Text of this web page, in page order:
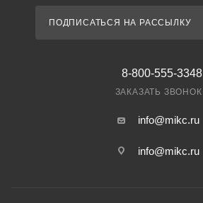
ПОДПИСАТЬСЯ НА РАССЫЛКУ
8-800-555-3348
ЗАКАЗАТЬ ЗВОНОК
info@mikc.ru
info@mikc.ru